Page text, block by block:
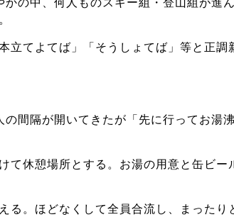
の中、何人ものスキー組・登山組が進
立てよてば」「そうしょてば」等と正調
間隔が開いてきたが「先に行ってお湯
て休憩場所とする。お湯の用意と缶ビー
。ほどなくして全員合流し、まったり